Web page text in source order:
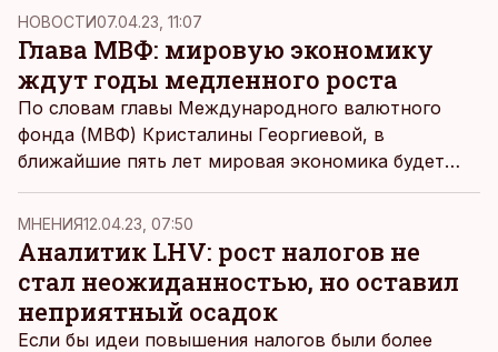
удвоиться всего за четыре года, до 13,4 млрд
евро, или 30 процентов от ВВП.
НОВОСТИ07.04.23, 11:07
Глава МВФ: мировую экономику
ждут годы медленного роста
По словам главы Международного валютного
фонда (МВФ) Кристалины Георгиевой, в
ближайшие пять лет мировая экономика будет
расти в среднем примерно на 3% в год — это
худший среднесрочный прогноз за последние 30
лет, передает Bloomberg.
MНЕНИЯ12.04.23, 07:50
Аналитик LHV: рост налогов не
стал неожиданностью, но оставил
неприятный осадок
Если бы идеи повышения налогов были более